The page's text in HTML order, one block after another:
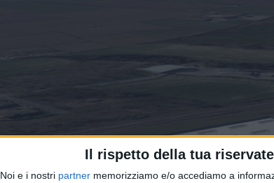
Il rispetto della tua
Noi e i nostri partner memorizziamo e/o accediamo a